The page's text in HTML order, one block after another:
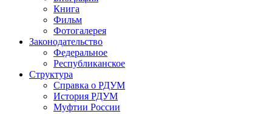
Книга
Фильм
Фотогалерея
Законодательство
Федеральное
Республиканское
Структура
Справка о РДУМ
История РДУМ
Муфтии России